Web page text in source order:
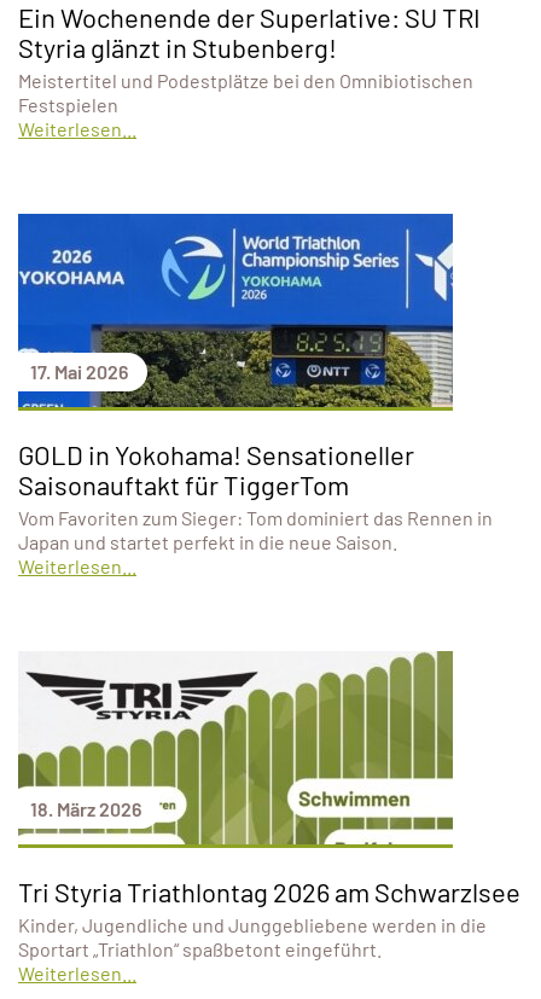
Ein Wochenende der Superlative: SU TRI
Styria glänzt in Stubenberg!
Meistertitel und Podestplätze bei den Omnibiotischen
Festspielen
Weiterlesen...
17. Mai 2026
GOLD in Yokohama! Sensationeller
Saisonauftakt für TiggerTom
Vom Favoriten zum Sieger: Tom dominiert das Rennen in
Japan und startet perfekt in die neue Saison.
Weiterlesen...
18. März 2026
Tri Styria Triathlontag 2026 am Schwarzlsee
Kinder, Jugendliche und Junggebliebene werden in die
Sportart „Triathlon“ spaßbetont eingeführt.
Weiterlesen...